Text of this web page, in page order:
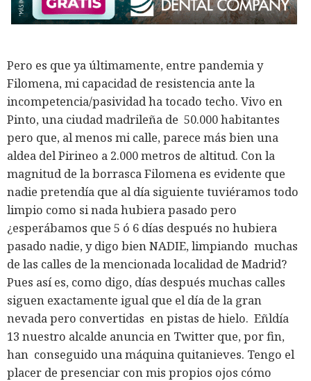
Pero es que ya últimamente, entre pandemia y
Filomena, mi capacidad de resistencia ante la
incompetencia/pasividad ha tocado techo. Vivo en
Pinto, una ciudad madrileña de 50.000 habitantes
pero que, al menos mi calle, parece más bien una
aldea del Pirineo a 2.000 metros de altitud. Con la
magnitud de la borrasca Filomena es evidente que
nadie pretendía que al día siguiente tuviéramos todo
limpio como si nada hubiera pasado pero
¿esperábamos que 5 ó 6 días después no hubiera
pasado nadie, y digo bien NADIE, limpiando muchas
de las calles de la mencionada localidad de Madrid?
Pues así es, como digo, días después muchas calles
siguen exactamente igual que el día de la gran
nevada pero convertidas en pistas de hielo. Eñldía
13 nuestro alcalde anuncia en Twitter que, por fin,
han conseguido una máquina quitanieves. Tengo el
placer de presenciar con mis propios ojos cómo